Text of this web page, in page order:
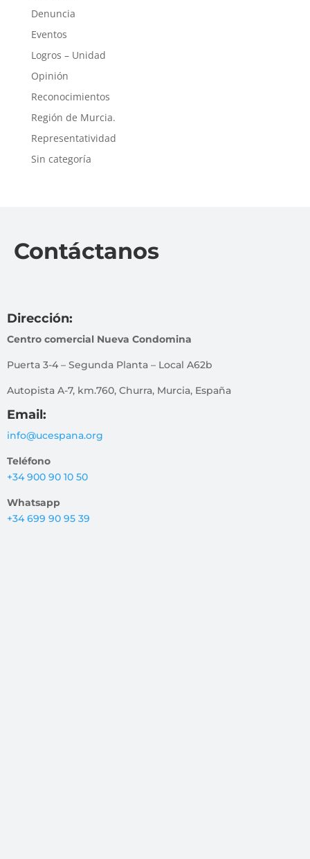
Denuncia
Eventos
Logros – Unidad
Opinión
Reconocimientos
Región de Murcia.
Representatividad
Sin categoría
Contáctanos
Dirección:
Centro comercial Nueva Condomina
Puerta 3-4 – Segunda Planta – Local A62b
Autopista A-7, km.760, Churra, Murcia, España
Email:
info@ucespana.org
Teléfono
+34 900 90 10 50
Whatsapp
+34 699 90 95 39